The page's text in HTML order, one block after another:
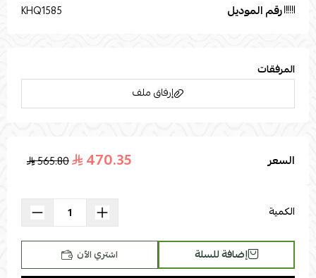
رقم الموديل KHQ1585
المرفقات
إرفاق ملف
اسحب و افلت الملف هنا
السعر 470.35
565.80
الكمية
إضافة للسلة اشتري الآن